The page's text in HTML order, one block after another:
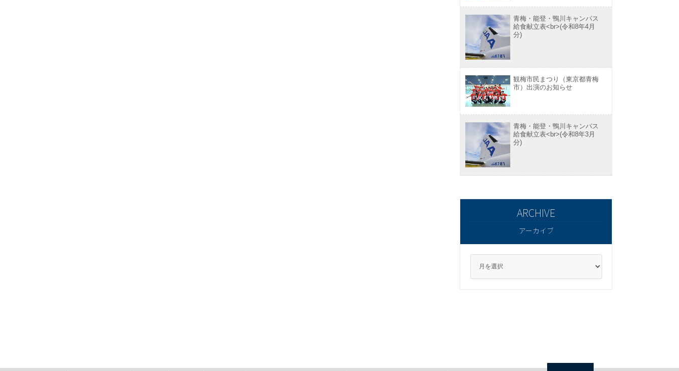
青梅・能登・鴨川キャンパス
給食献立表<br>(令和8年4月
分)
観梅市民まつり（東京都青梅
市）出演のお知らせ
青梅・能登・鴨川キャンパス
給食献立表<br>(令和8年3月
分)
アーカイブ